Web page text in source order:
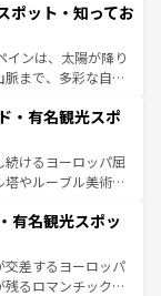
アマルフィ海岸の絶
合間には、本場の
理を堪能することも
べての瞬間を楽し
ツ一覧を参照してほ
ポット・知ってお
インは、太陽が降り
まで、多彩な自然
メンコ、熱気あふ
の一部となってい
や、バルセロナの
ローマ遺跡や中世
スペインはその個
・有名観光スポ
続けるヨーロッパ屈
やルーブル美術館
宮殿、歴史的な大
が、訪れる者を心
国としても知ら
産にも登録されて
有名観光スポッ
交差するヨーロッパ
るロマンチック街